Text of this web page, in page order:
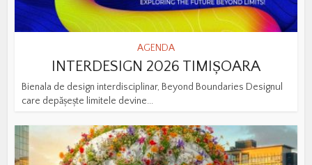
AGENDA
INTERDESIGN 2026 TIMIȘOARA
Bienala de design interdisciplinar, Beyond Boundaries Designul
care depășește limitele devine...